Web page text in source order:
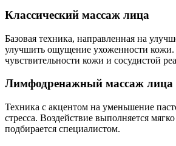
Классический массаж лица
Базовая техника, направленная на
улучшить ощущение ухоженности кожи.
чувствительности кожи и сосудистой
Лимфодренажный массаж лица
Техника с акцентом на уменьшение
стресса. Воздействие выполняется
подбирается специалистом.